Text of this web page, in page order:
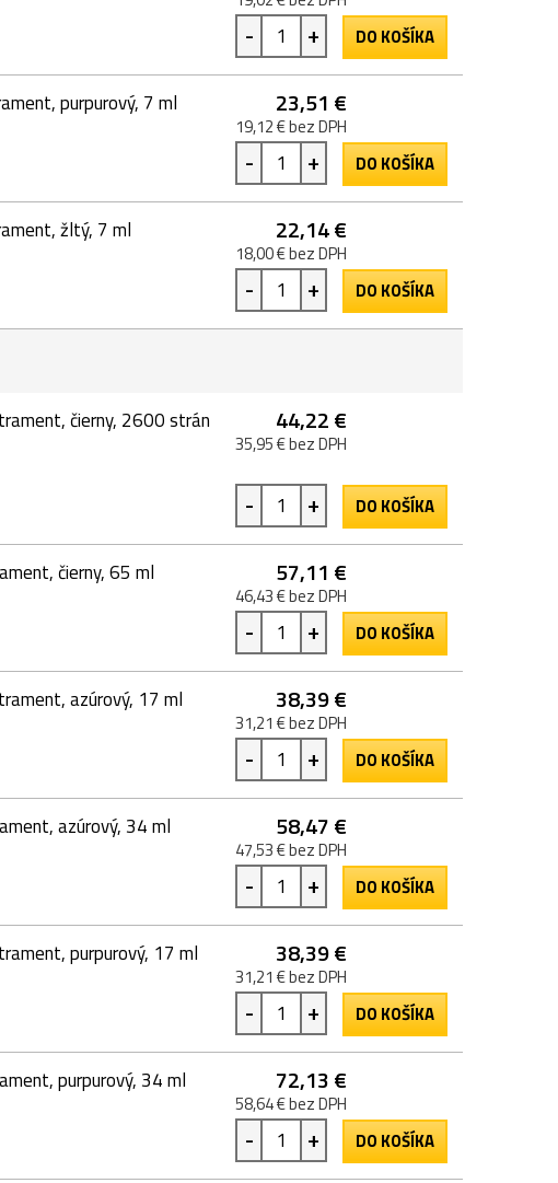
- + DO KOŠÍKA
purpurový, 7 ml 23,51 €
19,12 € bez DPH
- + DO KOŠÍKA
žltý, 7 ml 22,14 €
18,00 € bez DPH
- + DO KOŠÍKA
čierny, 2600 strán
44,22 €
35,95 € bez DPH
- + DO KOŠÍKA
čierny, 65 ml 57,11 €
46,43 € bez DPH
- + DO KOŠÍKA
azúrový, 17 ml 38,39 €
31,21 € bez DPH
- + DO KOŠÍKA
azúrový, 34 ml 58,47 €
47,53 € bez DPH
- + DO KOŠÍKA
purpurový, 17 ml 38,39 €
31,21 € bez DPH
- + DO KOŠÍKA
purpurový, 34 ml 72,13 €
58,64 € bez DPH
- + DO KOŠÍKA